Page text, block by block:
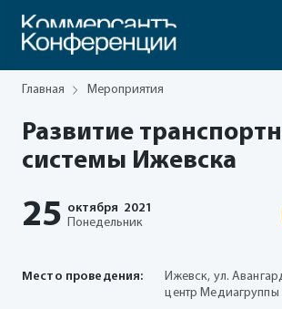
Главная Мероприятия
Развитие
системы Ижевска
25 октября 2021
Понедельник
Место проведения:
Ижевск, ул.
центр Медиагруппы